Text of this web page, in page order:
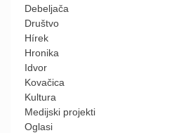
Debeljača
Društvo
Hírek
Hronika
Idvor
Kovačica
Kultura
Medijski projekti
Oglasi